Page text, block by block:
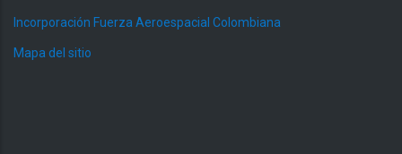
Incorporación Fuerza Aeroespacial Colombiana
Mapa del sitio